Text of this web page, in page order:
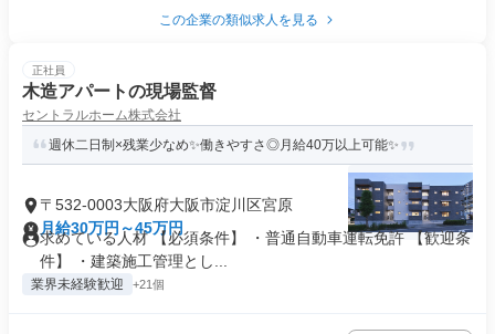
この企業の類似求人を見る
正社員
木造アパートの現場監督
セントラルホーム株式会社
週休二日制×残業少なめ✨働きやすさ◎月給40万以上可能✨
〒532-0003大阪府大阪市淀川区宮原
月給30万円～45万円
求めている人材 【必須条件】 ・普通自動車運転免許 【歓迎条
件】 ・建築施工管理とし...
業界未経験歓迎 +21個